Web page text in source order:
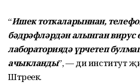
“Ишек тоткаларыннан,
бәдрәфләрдән алынган вирус
лабораториядә үрчетеп
ачыкланды”, — ди институт
Штреек.